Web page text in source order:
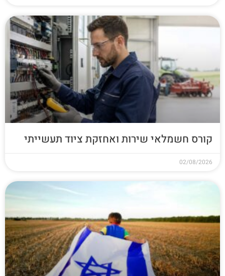
קורס חשמלאי שירות ואחזקת ציוד תעשייתי
02/08/2026